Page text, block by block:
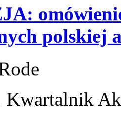
polskiej
Kwartalnik